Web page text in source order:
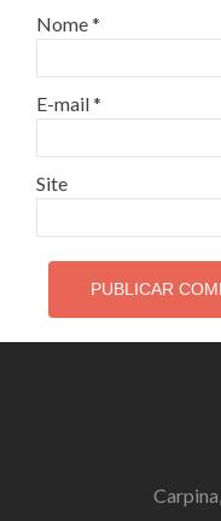
Nome*
E-mail*
Site